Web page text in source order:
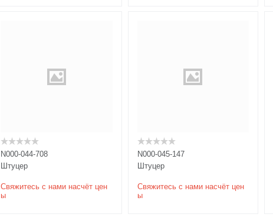
N000-044-708
Штуцер
Свяжитесь с нами насчёт цен
ы
N000-045-147
Штуцер
Свяжитесь с нами насчёт цен
ы